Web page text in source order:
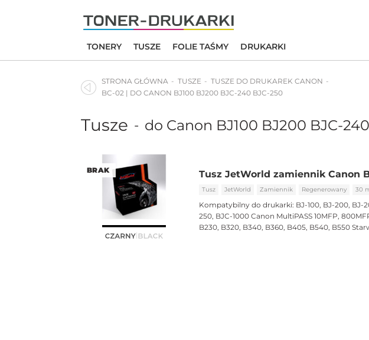
TONERY TUSZE FOLIE TAŚMY DRUKARKI
STRONA GŁÓWNA TUSZE
TUSZE DO DRUKAREK CANON
BC-02 | DO CANON BJ100 BJ200 BJC-240 BJC-250
Tusze - do Canon BJ100 BJ200 BJC-
BRAK Tusz JetWorld zamiennik Canon
Tusz JetWorld Zamiennik Regenerowany 30
Kompatybilny do drukarki: BJ-100, BJ-200, BJ-
250, BJC-1000 Canon MultiPASS 10MFP,
B230, B320, B340, B360, B405, B540, B550